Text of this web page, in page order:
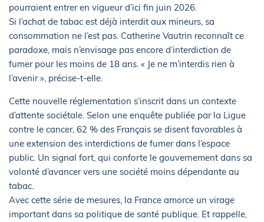
pourraient entrer en vigueur d’ici fin juin 2026.
Si l’achat de tabac est déjà interdit aux mineurs, sa
consommation ne l’est pas. Catherine Vautrin reconnaît ce
paradoxe, mais n’envisage pas encore d’interdiction de
fumer pour les moins de 18 ans. « Je ne m’interdis rien à
l’avenir », précise-t-elle.
Cette nouvelle réglementation s’inscrit dans un contexte
d’attente sociétale. Selon une enquête publiée par la Ligue
contre le cancer, 62 % des Français se disent favorables à
une extension des interdictions de fumer dans l’espace
public. Un signal fort, qui conforte le gouvernement dans sa
volonté d’avancer vers une société moins dépendante au
tabac.
Avec cette série de mesures, la France amorce un virage
important dans sa politique de santé publique. Et rappelle,